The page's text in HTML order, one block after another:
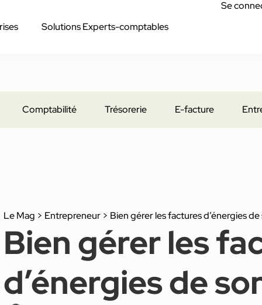
Solutions Experts-comptables
Se
Comptabilité Trésorerie E-facture
Le Mag > Entrepreneur > Bien gérer les factures d’énergies
Bien gérer les
d’énergies de